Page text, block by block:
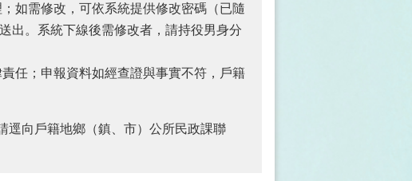
如需修改，可依系統提供修改密碼（已隨
出。系統下線後需修改者，請持役男身分
任；申報資料如經查證與事實不符，戶籍
逕向戶籍地鄉（鎮、市）公所民政課聯